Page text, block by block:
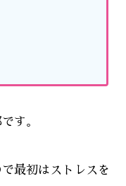
す。
最初はストレスを